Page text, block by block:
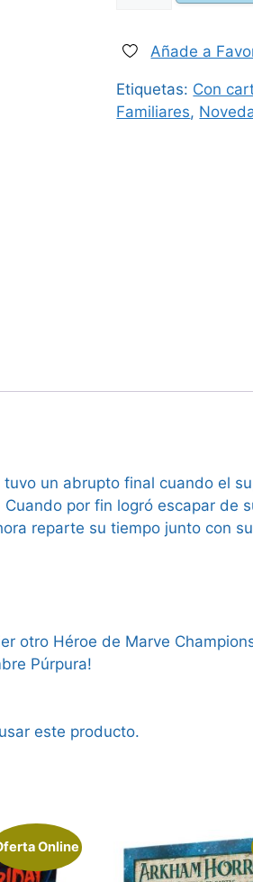
JonesAñade a
Etiquetas: Con
Familiares,
un abrupto final cuando el
por fin logró escapar de
reparte su tiempo junto con
otro Héroe de Marve
Púrpura!
este producto.
Online